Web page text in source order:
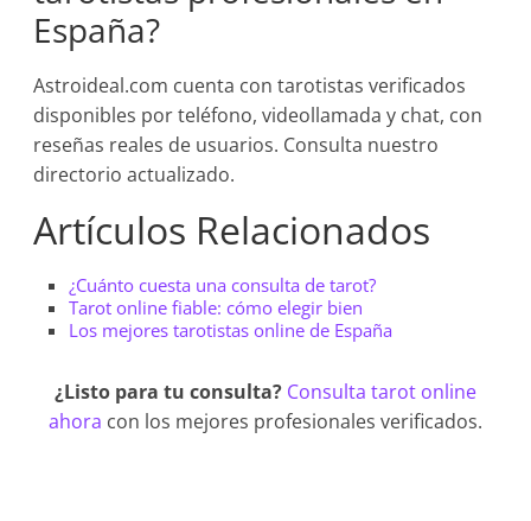
España?
Astroideal.com cuenta con tarotistas verificados
disponibles por teléfono, videollamada y chat, con
reseñas reales de usuarios. Consulta nuestro
directorio actualizado.
Artículos Relacionados
¿Cuánto cuesta una consulta de tarot?
Tarot online fiable: cómo elegir bien
Los mejores tarotistas online de España
¿Listo para tu consulta? Consulta tarot online
ahora con los mejores profesionales verificados.